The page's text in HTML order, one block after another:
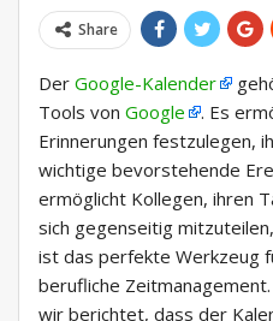
Share
Der Google-Kalender
Tools von Google
. Es
Erinnerungen festzulegen,
wichtige bevorstehende
ermöglicht Kollegen, ihren
sich gegenseitig
ist das perfekte Werkzeug
berufliche
wir berichtet, dass der